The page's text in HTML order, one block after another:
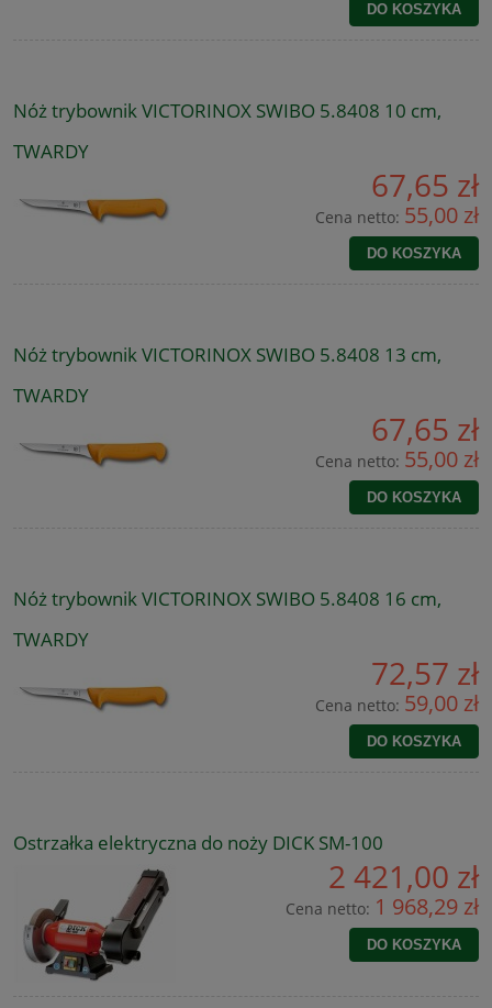
DO KOSZYKA
Nóż trybownik VICTORINOX SWIBO 5.8408 10 cm,
TWARDY
67,65 zł
Cena netto: 55,00 zł
DO KOSZYKA
Nóż trybownik VICTORINOX SWIBO 5.8408 13 cm,
TWARDY
67,65 zł
Cena netto: 55,00 zł
DO KOSZYKA
Nóż trybownik VICTORINOX SWIBO 5.8408 16 cm,
TWARDY
72,57 zł
Cena netto: 59,00 zł
DO KOSZYKA
Ostrzałka elektryczna do noży DICK SM-100
2 421,00 zł
Cena netto: 1 968,29 zł
DO KOSZYKA